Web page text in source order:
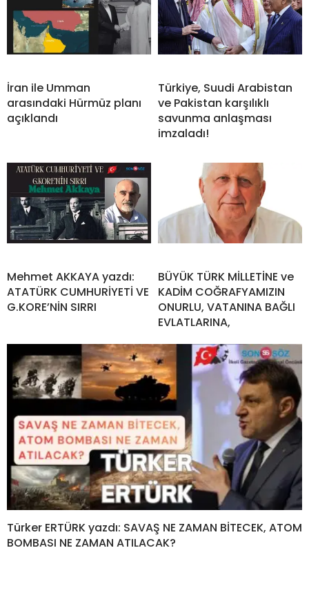
İran ile Umman
arasındaki Hürmüz planı
açıklandı
Türkiye, Suudi Arabistan
ve Pakistan karşılıklı
savunma anlaşması
imzaladı!
Mehmet AKKAYA yazdı:
ATATÜRK CUMHURİYETİ VE
G.KORE’NİN SIRRI
BÜYÜK TÜRK MİLLETİNE ve
KADİM COĞRAFYAMIZIN
ONURLU, VATANINA BAĞLI
EVLATLARINA,
Türker ERTÜRK yazdı: SAVAŞ NE ZAMAN BİTECEK, ATOM
BOMBASI NE ZAMAN ATILACAK?